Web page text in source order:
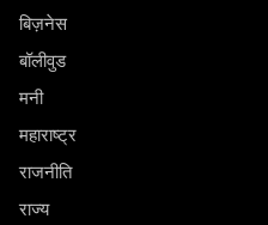
बिज़नेस
बॉलीवुड
मनी
महाराष्ट्र
राजनीति
राज्य